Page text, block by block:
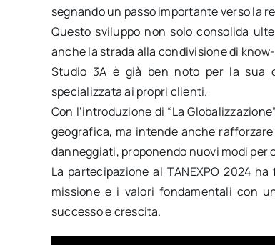
segnando un passo importante verso la
Questo sviluppo non solo consolida
anche la strada alla condivisione di
Studio 3A è già ben noto per la sua
specializzata ai propri clienti.
Con l’introduzione di “La
geografica, ma intende anche
danneggiati, proponendo nuovi modi per
La partecipazione al TANEXPO 2024
missione e i valori fondamentali con
successo e crescita.